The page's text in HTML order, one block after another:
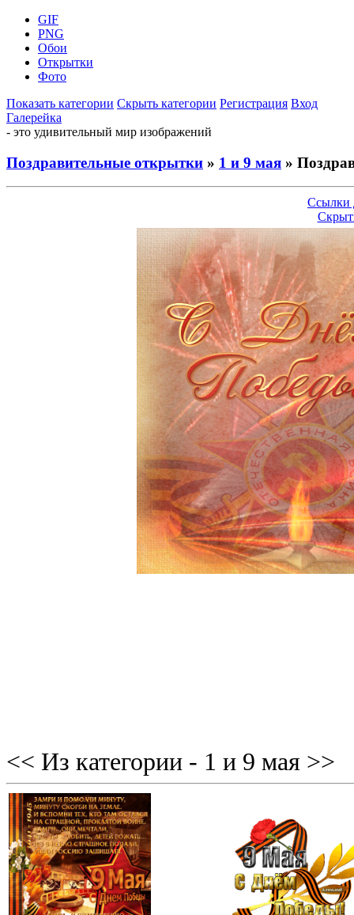
GIF
PNG
Обои
Открытки
Фото
Показать категории Скрыть категории Регистрация Вход
Галерейка
- это удивительный мир изображений
Поздравительные открытки » 1 и 9 мая »
Ссылки
<< Из категории - 1 и 9 мая >>